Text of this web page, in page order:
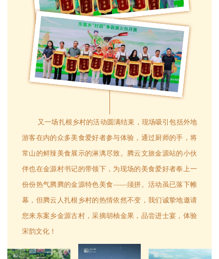
又一场扎根乡村的活动圆满结束，现场吸引包括外地
游客在内的众多美食爱好者参与体验，通过厨师的手，将
常山的鲜辣美食展示的淋漓尽致。腾云文旅金源站的小伙
伴也在金源村书记的带领下，为现场的美食爱好者奉上一
份份热气腾腾的金源特色美食——须拼。活动虽已落下帷
幕，但腾云人扎根乡村的热情依然不变，我们诚挚地邀请
您来东案乡金源古村，采摘胡柚金果，品尝进士宴，体验
宋韵文化！